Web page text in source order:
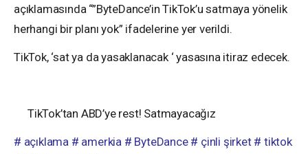
açıklamasında “”ByteDance’in TikTok’u satmaya yönelik
herhangi bir planı yok” ifadelerine yer verildi.
TikTok, ‘sat ya da yasaklanacak ‘ yasasına itiraz edecek.
TikTok’tan ABD’ye rest! Satmayacağız
# açıklama # amerkia # ByteDance # çinli şirket # tiktok